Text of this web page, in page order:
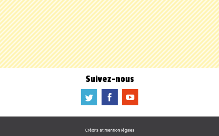
Suivez-nous
a b f
Crédits et mention légales